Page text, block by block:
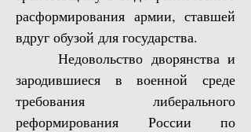
расформирования армии, ставшей
вдруг обузой для государства.
Недовольство дворянства и
зародившиеся в военной среде
требования либерального
реформирования России по